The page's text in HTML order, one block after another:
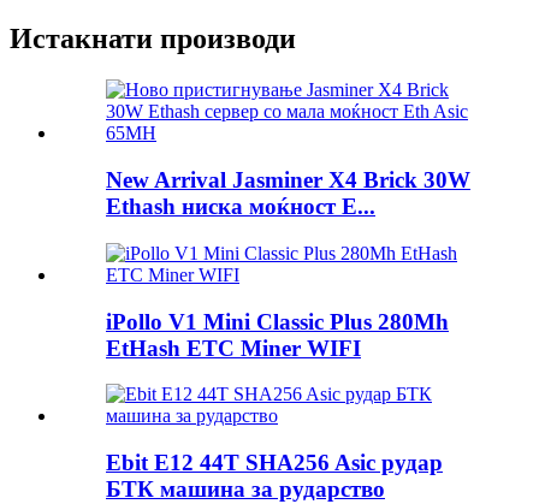
Истакнати производи
New Arrival Jasminer X4 Brick 30W
Ethash ниска моќност E...
iPollo V1 Mini Classic Plus 280Mh
EtHash ETC Miner WIFI
Ebit E12 44T SHA256 Asic рудар
БТК машина за рударство